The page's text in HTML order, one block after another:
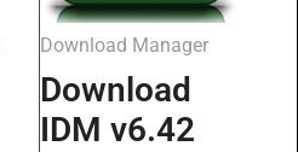
Download Manager
Download
IDM v6.42